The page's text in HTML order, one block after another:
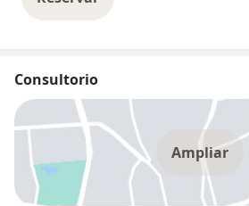
Consultorio
Ampliar